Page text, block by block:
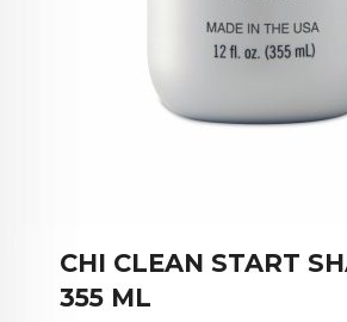
CHI CLEAN START
355 ML